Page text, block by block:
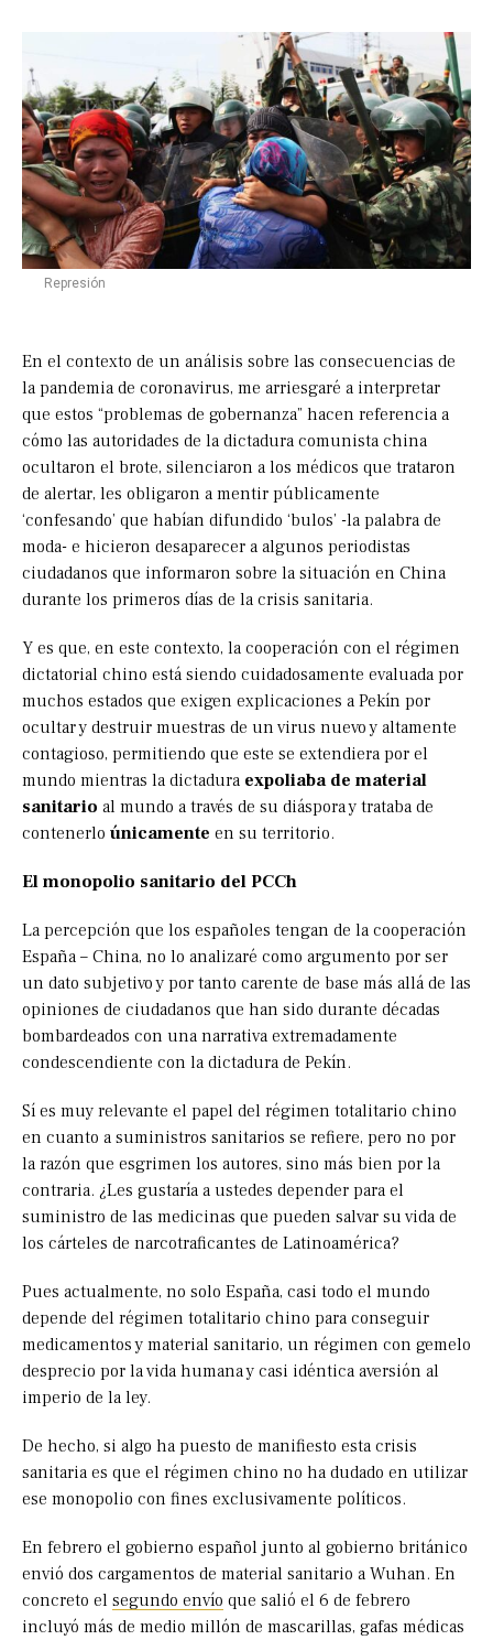
Represión
En el contexto de un análisis sobre las consecuencias de
la pandemia de coronavirus, me arriesgaré a interpretar
que estos “problemas de gobernanza” hacen referencia a
cómo las autoridades de la dictadura comunista china
ocultaron el brote, silenciaron a los médicos que trataron
de alertar, les obligaron a mentir públicamente
‘confesando’ que habían difundido ‘bulos’ -la palabra de
moda- e hicieron desaparecer a algunos periodistas
ciudadanos que informaron sobre la situación en China
durante los primeros días de la crisis sanitaria.
Y es que, en este contexto, la cooperación con el régimen
dictatorial chino está siendo cuidadosamente evaluada por
muchos estados que exigen explicaciones a Pekín por
ocultar y destruir muestras de un virus nuevo y altamente
contagioso, permitiendo que este se extendiera por el
mundo mientras la dictadura expoliaba de material
sanitario al mundo a través de su diáspora y trataba de
contenerlo únicamente en su territorio.
El monopolio sanitario del PCCh
La percepción que los españoles tengan de la cooperación
España – China, no lo analizaré como argumento por ser
un dato subjetivo y por tanto carente de base más allá de las
opiniones de ciudadanos que han sido durante décadas
bombardeados con una narrativa extremadamente
condescendiente con la dictadura de Pekín.
Sí es muy relevante el papel del régimen totalitario chino
en cuanto a suministros sanitarios se refiere, pero no por
la razón que esgrimen los autores, sino más bien por la
contraria. ¿Les gustaría a ustedes depender para el
suministro de las medicinas que pueden salvar su vida de
los cárteles de narcotraficantes de Latinoamérica?
Pues actualmente, no solo España, casi todo el mundo
depende del régimen totalitario chino para conseguir
medicamentos y material sanitario, un régimen con gemelo
desprecio por la vida humana y casi idéntica aversión al
imperio de la ley.
De hecho, si algo ha puesto de manifiesto esta crisis
sanitaria es que el régimen chino no ha dudado en utilizar
ese monopolio con fines exclusivamente políticos.
En febrero el gobierno español junto al gobierno británico
envió dos cargamentos de material sanitario a Wuhan. En
concreto el segundo envío que salió el 6 de febrero
incluyó más de medio millón de mascarillas, gafas médicas